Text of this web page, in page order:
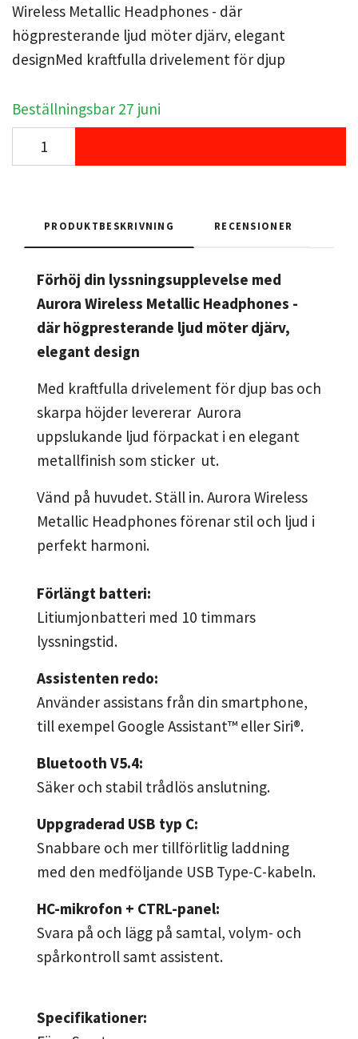
Wireless Metallic Headphones - där
högpresterande ljud möter djärv, elegant
designMed kraftfulla drivelement för djup
Beställningsbar 27 juni
PRODUKTBESKRIVNING RECENSIONER
Förhöj din lyssningsupplevelse med
Aurora Wireless Metallic Headphones -
där högpresterande ljud möter djärv,
elegant design
Med kraftfulla drivelement för djup bas och
skarpa höjder levererar Aurora
uppslukande ljud förpackat i en elegant
metallfinish som sticker ut.
Vänd på huvudet. Ställ in. Aurora Wireless
Metallic Headphones förenar stil och ljud i
perfekt harmoni.
Förlängt batteri:
Litiumjonbatteri med 10 timmars
lyssningstid.
Assistenten redo:
Använder assistans från din smartphone,
till exempel Google Assistant™ eller Siri®.
Bluetooth V5.4:
Säker och stabil trådlös anslutning.
Uppgraderad USB typ C:
Snabbare och mer tillförlitlig laddning
med den medföljande USB Type-C-kabeln.
HC-mikrofon + CTRL-panel:
Svara på och lägg på samtal, volym- och
spårkontroll samt assistent.
Specifikationer: